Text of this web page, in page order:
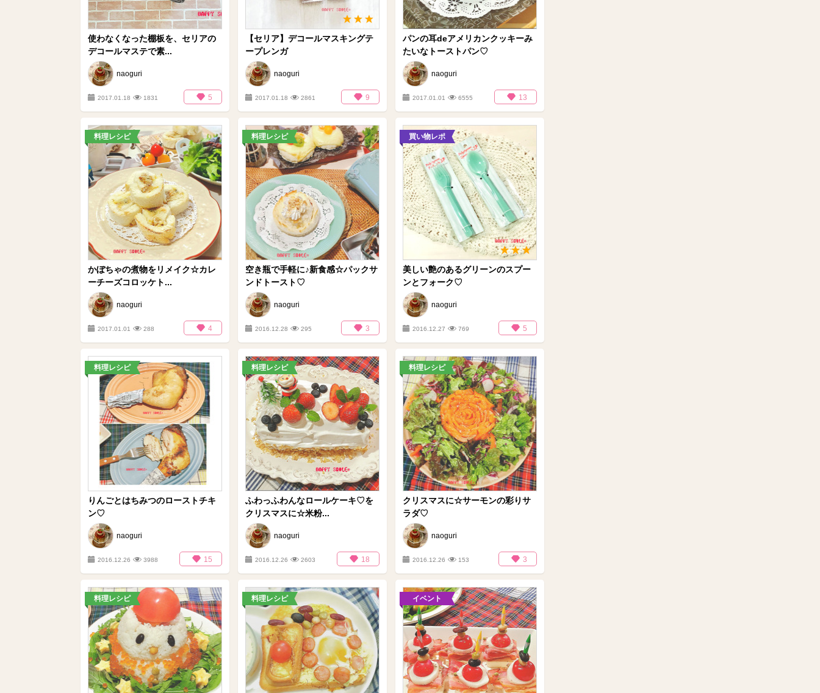
使わなくなった棚板を、セリアの
デコールマステで素...
naoguri
2017.01.18 1831 5
【セリア】デコールマスキングテ
ープレンガ
naoguri
2017.01.18 2861 9
パンの耳deアメリカンクッキーみ
たいなトーストパン♡
naoguri
2017.01.01 6555 13
料理レシピ
かぼちゃの煮物をリメイク☆カレ
ーチーズコロッケト...
naoguri
2017.01.01 288 4
料理レシピ
空き瓶で手軽に♪新食感☆パックサ
ンドトースト♡
naoguri
2016.12.28 295 3
買い物レポ
美しい艶のあるグリーンのスプー
ンとフォーク♡
naoguri
2016.12.27 769 5
料理レシピ
りんごとはちみつのローストチキ
ン♡
naoguri
2016.12.26 3988 15
料理レシピ
ふわっふわんなロールケーキ♡を
クリスマスに☆米粉...
naoguri
2016.12.26 2603 18
料理レシピ
クリスマスに☆サーモンの彩りサ
ラダ♡
naoguri
2016.12.26 153 3
料理レシピ 料理レシピ イベント